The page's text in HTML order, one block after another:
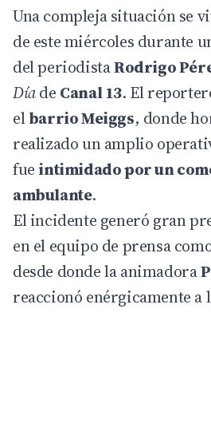
Una compleja situación se
de este miércoles durante
del periodistaRodrigo
Díade Canal 13. El
elbarrio Meiggs, donde
realizado un amplio
fueintimidado por un
ambulante.
El incidente generó gran
en el equipo de prensa
desde donde la animadora
reaccionó enérgicamente